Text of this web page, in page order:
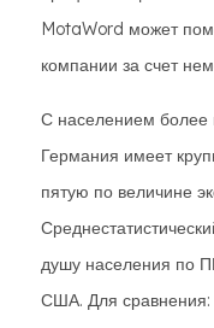
MotaWord может
компании за счет
С населением более
Германия имеет
пятую по величине
душу населения по
США. Для сравнения: